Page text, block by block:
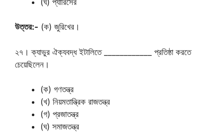
উত্তর:- (ক) জুরিখের।
২৭। ক্যাভুর ঐক্যবদ্ধ ইটালিতে ____________ প্রতিষ্ঠা করতে
চেয়েছিলেন।
(ক) গণতন্ত্র
(খ) নিয়মতান্ত্রিক রাজতন্ত্র
(গ) প্রজাতন্ত্র
(ঘ) সমাজতন্ত্র